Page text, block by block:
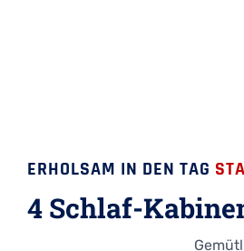
ERHOLSAM IN DEN TAG
4 Schlaf-